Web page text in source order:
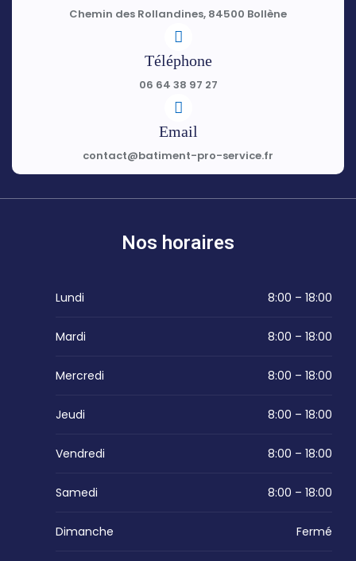
Chemin des Rollandines, 84500 Bollène
Téléphone
06 64 38 97 27
Email
contact@batiment-pro-service.fr
Nos horaires
Lundi 8:00 – 18:00
Mardi 8:00 – 18:00
Mercredi 8:00 – 18:00
Jeudi 8:00 – 18:00
Vendredi 8:00 – 18:00
Samedi 8:00 – 18:00
Dimanche Fermé